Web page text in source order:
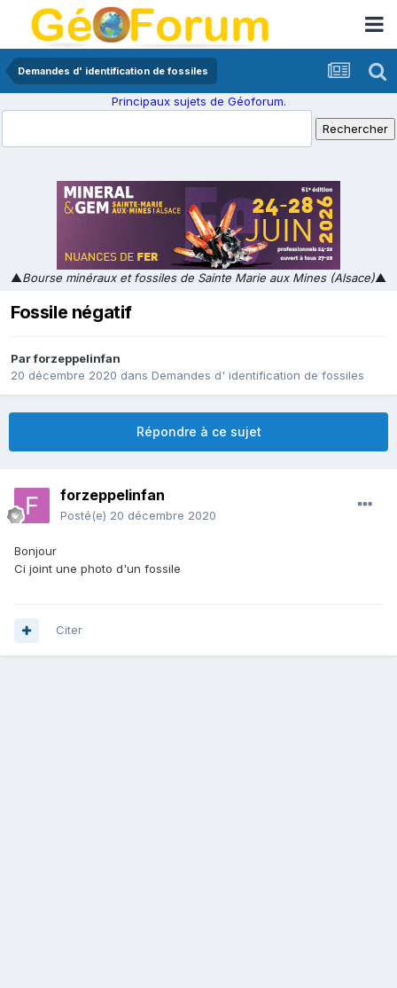
Demandes d' identification de fossiles
Principaux sujets de Géoforum.
▲Bourse minéraux et fossiles de Sainte Marie aux Mines (Alsace)▲
Fossile négatif
Parforzeppelinfan
20 décembre 2020 dans Demandes d' identification de fossiles
Répondre à ce sujet
forzeppelinfan
Posté(e) 20 décembre 2020
Bonjour
Ci joint une photo d'un fossile
Citer